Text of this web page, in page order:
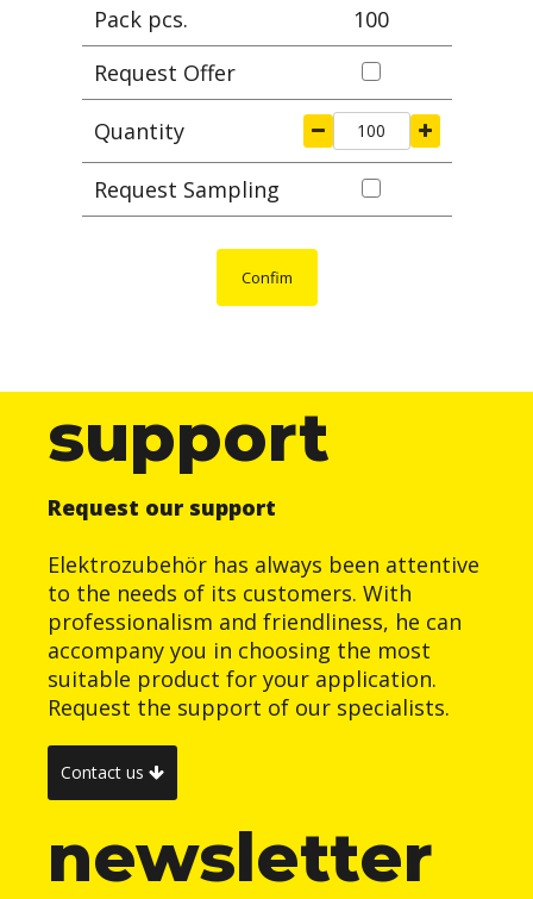
Pack pcs.
100
Request Offer
Quantity
Request Sampling
Confim
support
Request our support
Elektrozubehör has always been attentive
to the needs of its customers. With
professionalism and friendliness, he can
accompany you in choosing the most
suitable product for your application.
Request the support of our specialists.
Contact us
newsletter